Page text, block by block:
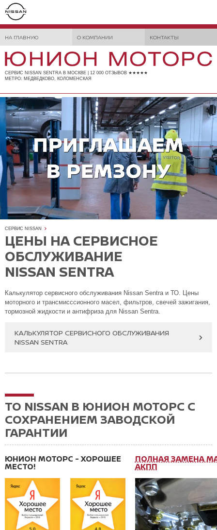
НА ГЛАВНУЮ О КОМПАНИИ КОНТАКТЫ
СЕРВИС NISSAN SENTRA В МОСКВЕ | 12 000 ОТЗЫВОВ ★★★★★
МЕТРО: МЕДВЕДКОВО, КОЛОМЕНСКАЯ
СЕРВИС NISSAN
ЦЕНЫ НА СЕРВИСНОЕ
ОБСЛУЖИВАНИЕ
NISSAN SENTRA
Калькулятор сервисного обслуживания Nissan Sentra и ТО. Цены
моторного и трансмисссионного масел, фильтров, свечей зажигания,
тормозной жидкости и антифриза для Nissan Sentra.
КАЛЬКУЛЯТОР СЕРВИСНОГО ОБСЛУЖИВАНИЯ
NISSAN SENTRA
ТО NISSAN В ЮНИОН МОТОРС С
СОХРАНЕНИЕМ ЗАВОДСКОЙ
ГАРАНТИИ
ЮНИОН МОТОРС - ХОРОШЕЕ
МЕСТО!
ПОЛНАЯ ЗАМЕНА
АКПП